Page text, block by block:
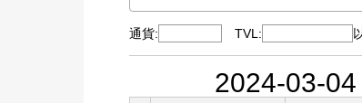
通貨: TVL:
2024-03-